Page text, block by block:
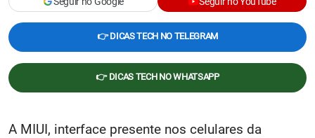
👉 DICAS TECH NO TELEGRAM
👉 DICAS TECH NO WHATSAPP
A MIUI, interface presente nos celulares da